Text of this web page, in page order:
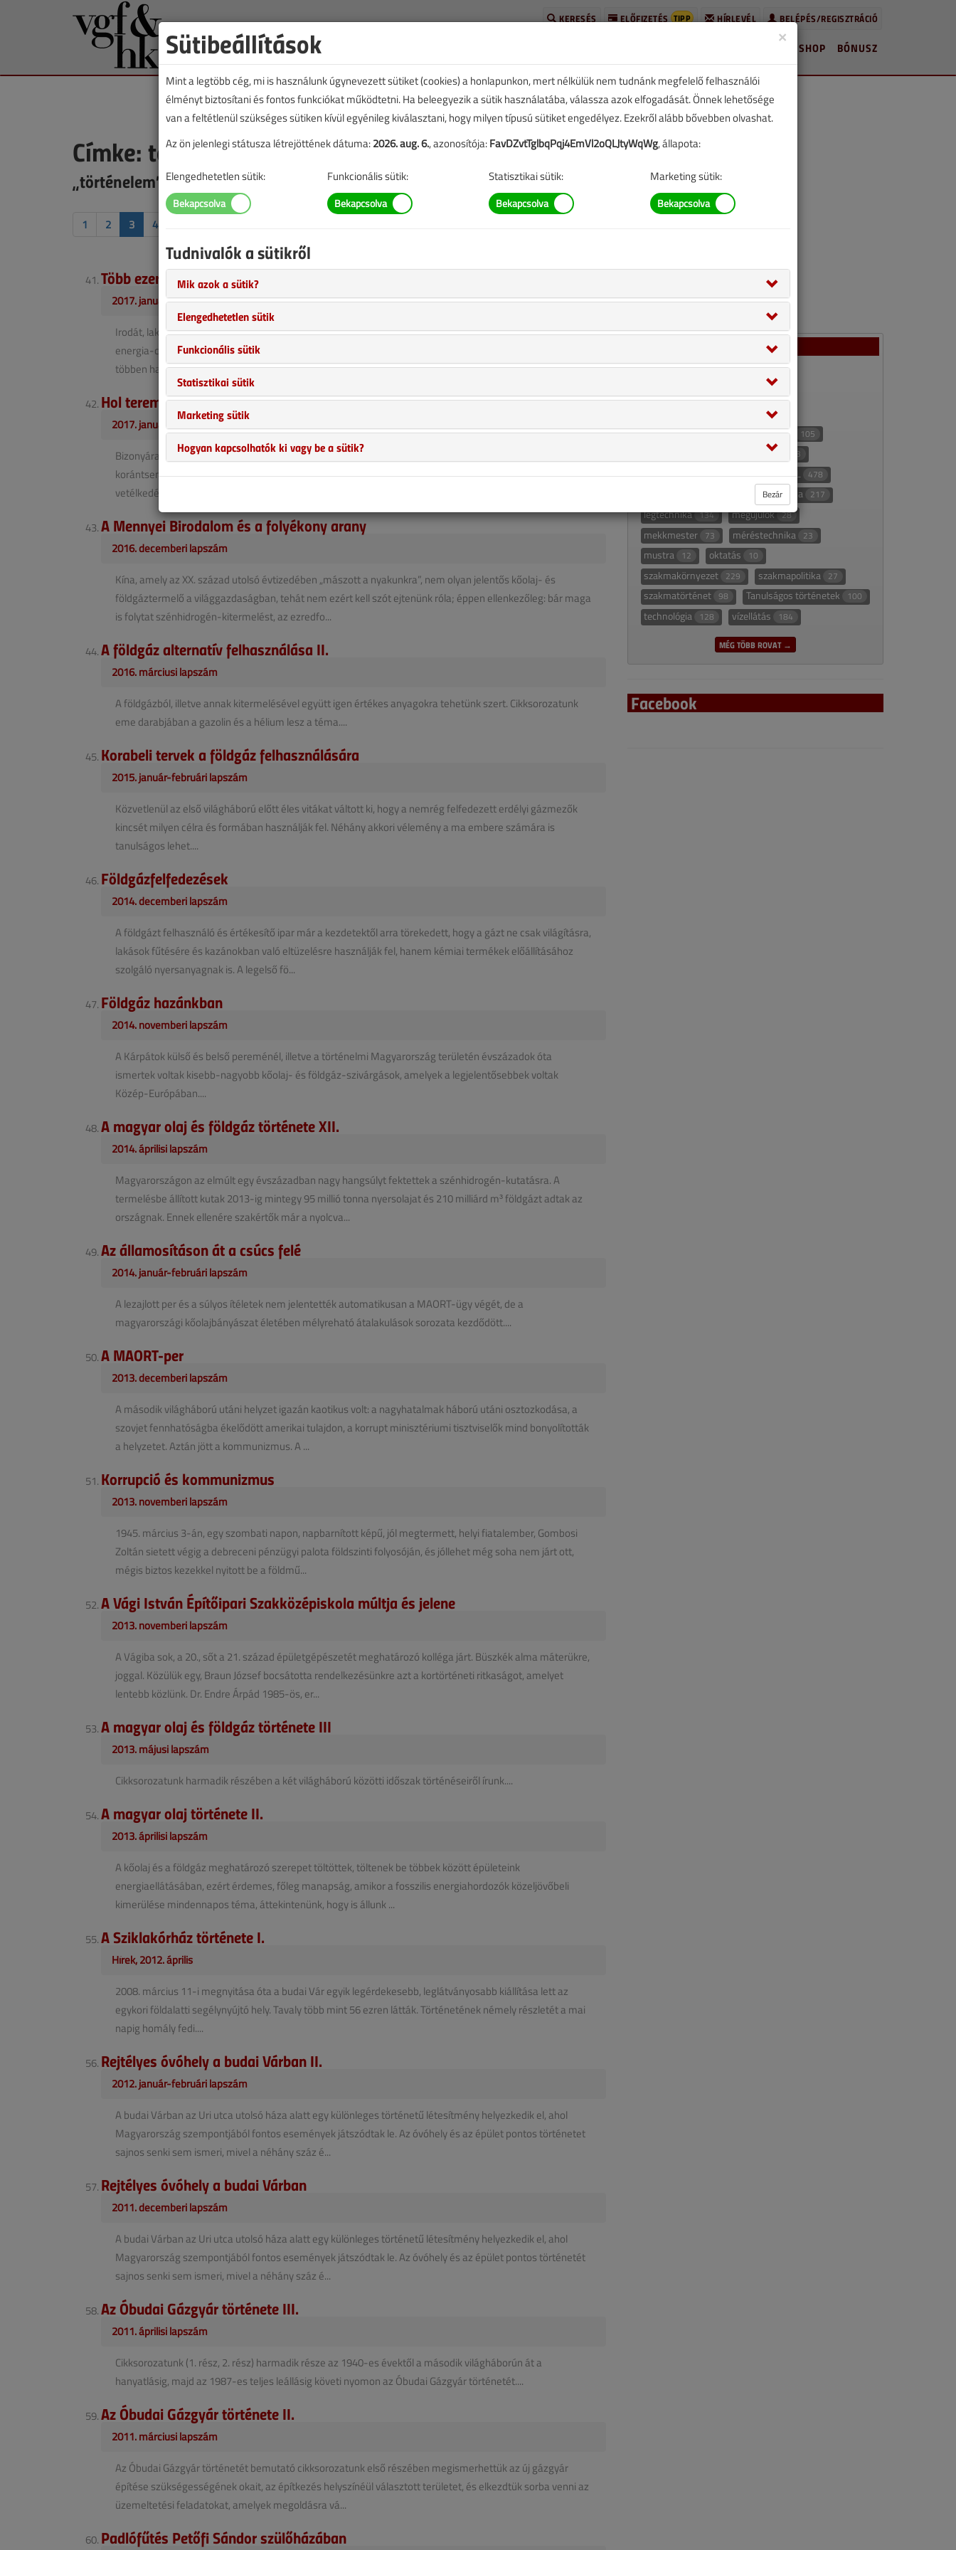
BELÉPÉS/REGISZTRÁCIÓ
HÍRLEVÉL
ELŐFIZETÉS TIPP
KERESÉS
BÓNUSZ
SHOP
Címke: történelem
„történelem” címkével jelölt tartalmak
1 2 3 4
Több ezer éves a legrégibb légkondicionáló
2017. január-februári lapszám
Irodát, lakást, autót már nehezen tudunk elképzelni légkondicionáló nélkül. Az éven belüli elektromos
energia-csúcsfogyasztás már nem télre, hanem a nyári kánikula idejére is esett, jelezve, hogy egyre
többen használnak valamilyen légkondicionáló ber...
Hol terem a kőolaj és a földgáz?
2017. január-februári lapszám
Bizonyára hosszú idő fog még eltelni, mire a jövő embere kimondhatja majd elfogulatlan ítéletét abban a
korántsem egyszerű kérdésben, amelynek középpontjában a másfél évszázada a politikai és gazdasági
vetélkedés tárgyául szolgáló ásványi kincsek leg...
A Mennyei Birodalom és a folyékony arany
2016. decemberi lapszám
Kína, amely az XX. század utolsó évtizedében „mászott a nyakunkra”, nem olyan jelentős kőolaj- és
földgáztermelő a világgazdaságban, tehát nem ezért kell szót ejtenünk róla; éppen ellenkezőleg: bár maga
is folytat szénhidrogén-kitermelést, az ezredfo...
A földgáz alternatív felhasználása II.
2016. márciusi lapszám
A földgázból, illetve annak kitermelésével együtt igen értékes anyagokra tehetünk szert. Cikksorozatunk
eme darabjában a gazolin és a hélium lesz a téma....
Korabeli tervek a földgáz felhasználására
2015. január-februári lapszám
Közvetlenül az első világháború előtt éles vitákat váltott ki, hogy a nemrég felfedezett erdélyi gázmezők
kincsét milyen célra és formában használják fel. Néhány akkori vélemény a ma embere számára is
tanulságos lehet....
Földgázfelfedezések
2014. decemberi lapszám
A földgázt felhasználó és értékesítő ipar már a kezdetektől arra törekedett, hogy a gázt ne csak világításra,
lakások fűtésére és kazánokban való eltüzelésre használják fel, hanem kémiai termékek előállításához
szolgáló nyersanyagnak is. A legelső fö...
Földgáz hazánkban
2014. novemberi lapszám
A Kárpátok külső és belső pereménél, illetve a történelmi Magyarország területén évszázadok óta
ismertek voltak kisebb-nagyobb kőolaj- és földgáz-szivárgások, amelyek a legjelentősebbek voltak
Közép-Európában....
A magyar olaj és földgáz története XII.
2014. áprilisi lapszám
Magyarországon az elmúlt egy évszázadban nagy hangsúlyt fektettek a szénhidrogén-kutatásra. A
termelésbe állított kutak 2013-ig mintegy 95 millió tonna nyersolajat és 210 milliárd m³ földgázt adtak az
országnak. Ennek ellenére szakértők már a nyolcva...
Az államosításon át a csúcs felé
2014. január-februári lapszám
A lezajlott per és a súlyos ítéletek nem jelentették automatikusan a MAORT-ügy végét, de a
magyarországi kőolajbányászat életében mélyreható átalakulások sorozata kezdődött....
A MAORT-per
2013. decemberi lapszám
A második világháború utáni helyzet igazán kaotikus volt: a nagyhatalmak háború utáni osztozkodása, a
szovjet fennhatóságba ékelődött amerikai tulajdon, a korrupt minisztériumi tisztviselők mind bonyolították
a helyzetet. Aztán jött a kommunizmus. A ...
Korrupció és kommunizmus
2013. novemberi lapszám
1945. március 3-án, egy szombati napon, napbarnított képű, jól megtermett, helyi fiatalember, Gombosi
Zoltán sietett végig a debreceni pénzügyi palota földszinti folyosóján, és jóllehet még soha nem járt ott,
mégis biztos kezekkel nyitott be a földmű...
A Vági István Építőipari Szakközépiskola múltja és jelene
2013. novemberi lapszám
A Vágiba sok, a 20., sőt a 21. század épületgépészetét meghatározó kolléga járt. Büszkék alma máterükre,
joggal. Közülük egy, Braun József bocsátotta rendelkezésünkre azt a kortörténeti ritkaságot, amelyet
lentebb közlünk. Dr. Endre Árpád 1985-ös, er...
A magyar olaj és földgáz története III
2013. májusi lapszám
Cikksorozatunk harmadik részében a két világháború közötti időszak történéseiről írunk....
A magyar olaj története II.
2013. áprilisi lapszám
A kőolaj és a földgáz meghatározó szerepet töltöttek, töltenek be többek között épületeink
energiaellátásában, ezért érdemes, főleg manapság, amikor a fosszilis energiahordozók közeljövőbeli
kimerülése mindennapos téma, áttekintenünk, hogy is állunk ...
A Sziklakórház története I.
Hírek, 2012. április
2008. március 11-i megnyitása óta a budai Vár egyik legérdekesebb, leglátványosabb kiállítása lett az
egykori földalatti segélynyújtó hely. Tavaly több mint 56 ezren látták. Történetének némely részletét a mai
napig homály fedi....
Rejtélyes óvóhely a budai Várban II.
2012. január-februári lapszám
A budai Várban az Uri utca utolsó háza alatt egy különleges történetű létesítmény helyezkedik el, ahol
Magyarország szempontjából fontos események játszódtak le. Az óvóhely és az épület pontos történetet
sajnos senki sem ismeri, mivel a néhány száz é...
Rejtélyes óvóhely a budai Várban
2011. decemberi lapszám
A budai Várban az Uri utca utolsó háza alatt egy különleges történetű létesítmény helyezkedik el, ahol
Magyarország szempontjából fontos események játszódtak le. Az óvóhely és az épület pontos történetét
sajnos senki sem ismeri, mivel a néhány száz é...
Az Óbudai Gázgyár története III.
2011. áprilisi lapszám
Cikksorozatunk (1. rész, 2. rész) harmadik része az 1940-es évektől a második világháborún át a
hanyatlásig, majd az 1987-es teljes leállásig követi nyomon az Óbudai Gázgyár történetét....
Az Óbudai Gázgyár története II.
2011. márciusi lapszám
Az Óbudai Gázgyár történetét bemutató cikksorozatunk első részében megismerhettük az új gázgyár
építése szükségességének okait, az építkezés helyszínéül választott területet, és elkezdtük sorba venni az
üzemeltetési feladatokat, amelyek megoldásra vá...
Padlófűtés Petőfi Sándor szülőházában
ajánló appajánló
27
épületgépészet 336 eszközeink 105
gázellátás 73
gépészninja 10 hírek 70 HKL 478
klímatechnika 217
légtechnika 134 megújulók 28
mekkmester 73 méréstechnika 23
mustra 12 oktatás 10
szakmakörnyezet 229 szakmapolitika 27
szakmatörténet 98 Tanulságos történetek 100
technológia 128 vízellátás 184
MÉG TÖBB ROVAT →
Facebook
×
Sütibeállítások
Mint a legtöbb cég, mi is használunk úgynevezett sütiket (cookies) a honlapunkon, mert nélkülük nem tudnánk megfelelő felhasználói
élményt biztosítani és fontos funkciókat működtetni. Ha beleegyezik a sütik használatába, válassza azok elfogadását. Önnek lehetősége
van a feltétlenül szükséges sütiken kívül egyénileg kiválasztani, hogy milyen típusú sütiket engedélyez. Ezekről alább bővebben olvashat.
Az ön jelenlegi státusza létrejöttének dátuma:2026. aug. 6., azonosítója:FavDZvtTglbqPqj4EmVl2oQLJtyWqWg, állapota:
Elengedhetetlen sütik: Funkcionális sütik: Statisztikai sütik: Marketing sütik:
Tudnivalók a sütikről
Mik azok a sütik?
Elengedhetetlen sütik
Funkcionális sütik
Statisztikai sütik
Marketing sütik
Hogyan kapcsolhatók ki vagy be a sütik?
Bezár